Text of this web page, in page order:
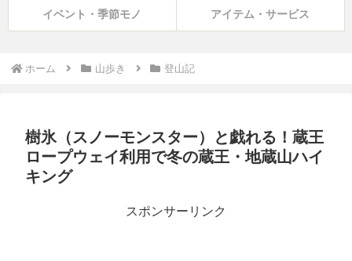
イベント・季節モノ アイテム・サービス
ホーム 山歩き 登山記
樹氷（スノーモンスター）と戯れる！蔵王
ロープウェイ利用で冬の蔵王・地蔵山ハイ
キング
スポンサーリンク